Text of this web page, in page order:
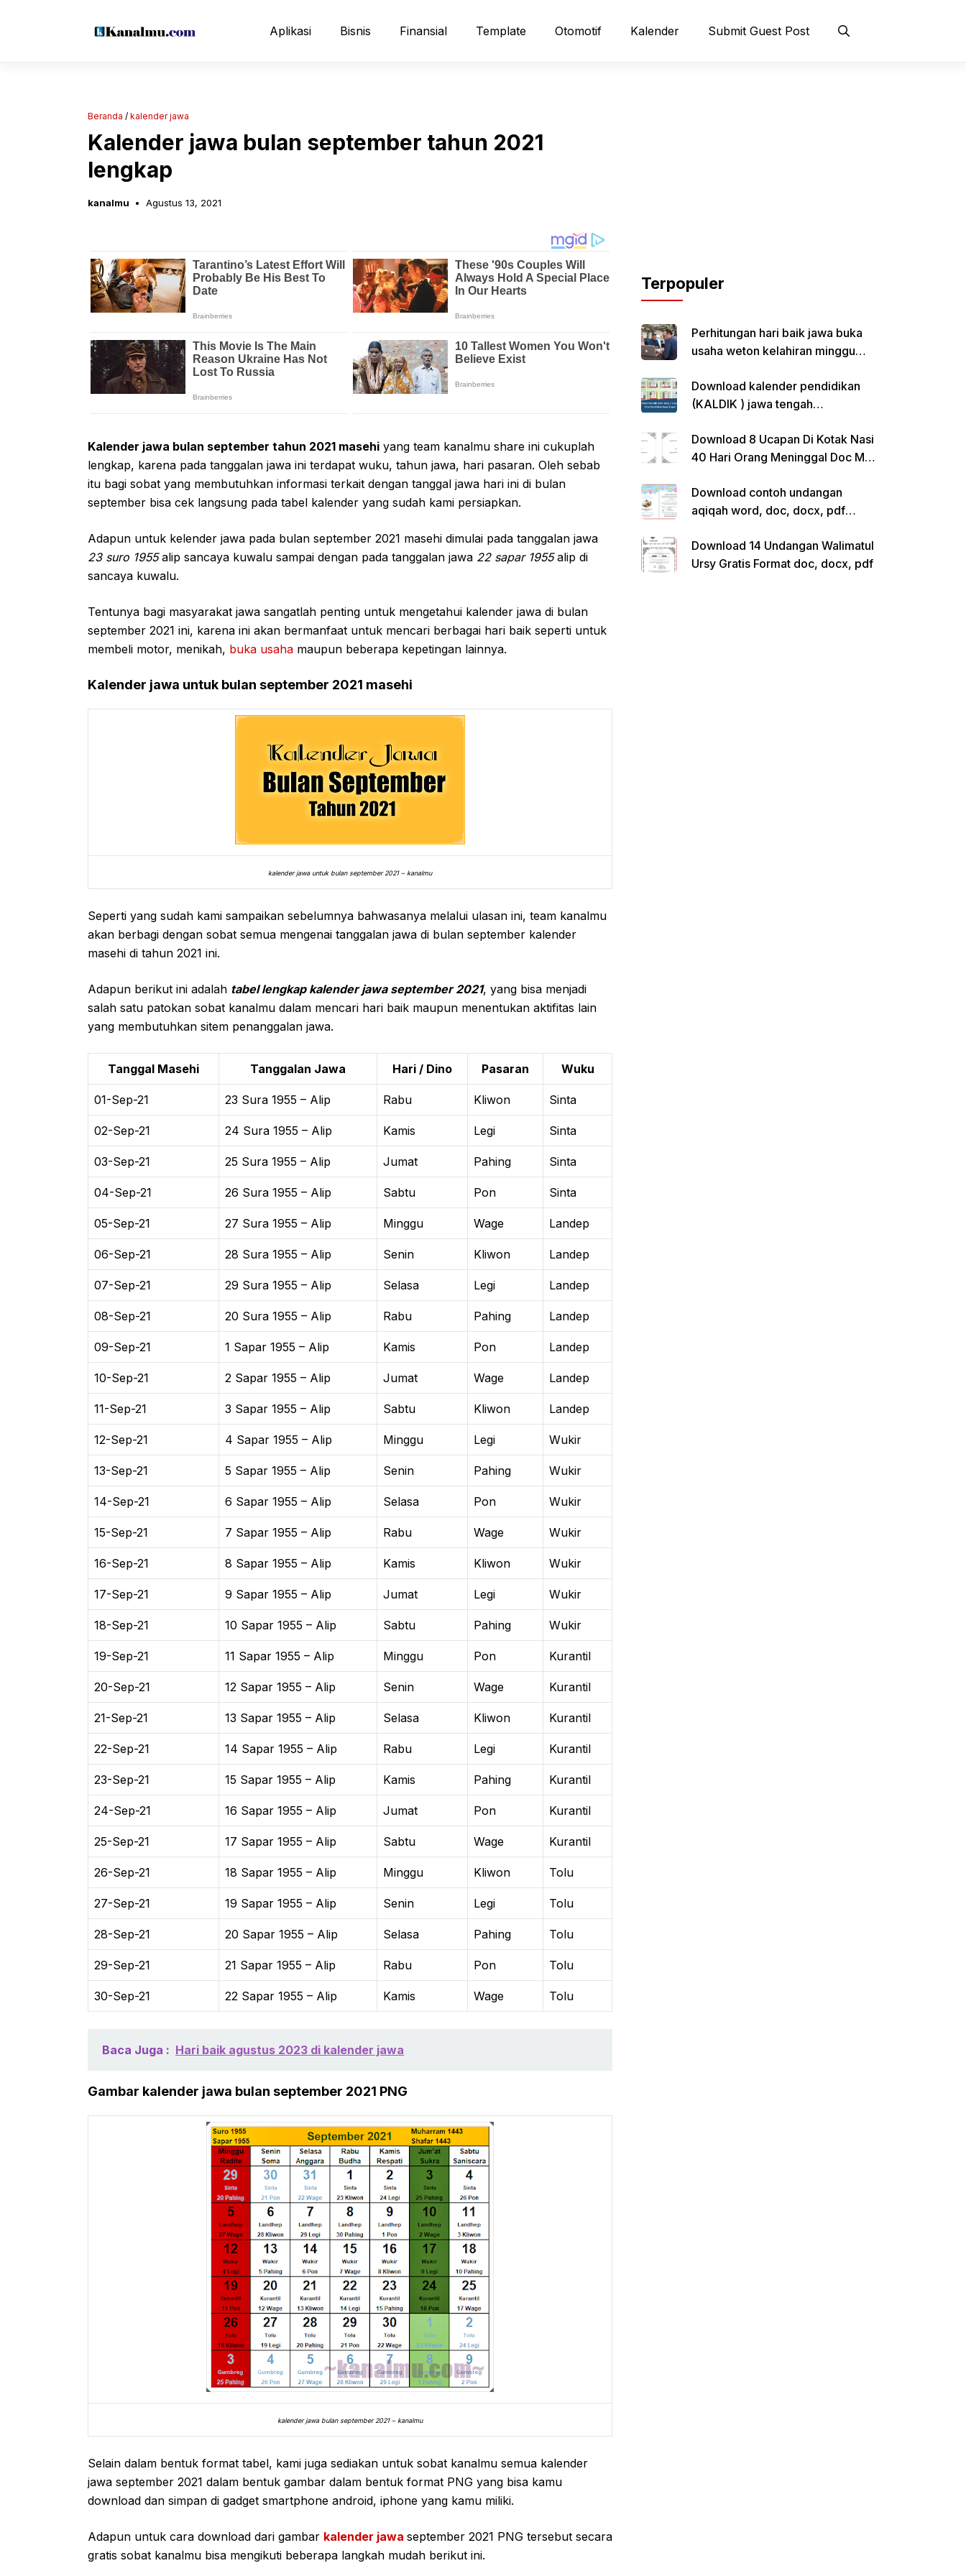
Aplikasi Bisnis Finansial Template Otomotif Kalender Submit Guest Post
Beranda / kalender jawa
Kalender jawa bulan september tahun 2021
lengkap
kanalmu Agustus 13, 2021
Kalender jawa bulan september tahun 2021 masehi yang team kanalmu share ini cukuplah
lengkap, karena pada tanggalan jawa ini terdapat wuku, tahun jawa, hari pasaran. Oleh sebab
itu bagi sobat yang membutuhkan informasi terkait dengan tanggal jawa hari ini di bulan
september bisa cek langsung pada tabel kalender yang sudah kami persiapkan.
Adapun untuk kelender jawa pada bulan september 2021 masehi dimulai pada tanggalan jawa
23 suro 1955alip sancaya kuwalu sampai dengan pada tanggalan jawa 22 sapar 1955alip di
sancaya kuwalu.
Tentunya bagi masyarakat jawa sangatlah penting untuk mengetahui kalender jawa di bulan
september 2021 ini, karena ini akan bermanfaat untuk mencari berbagai hari baik seperti untuk
membeli motor, menikah, buka usaha maupun beberapa kepetingan lainnya.
Kalender jawa untuk bulan september 2021 masehi
kalender jawa untuk bulan september 2021 – kanalmu
Seperti yang sudah kami sampaikan sebelumnya bahwasanya melalui ulasan ini, team kanalmu
akan berbagi dengan sobat semua mengenai tanggalan jawa di bulan september kalender
masehi di tahun 2021 ini.
Adapun berikut ini adalah tabel lengkap kalender jawa september 2021, yang bisa menjadi
salah satu patokan sobat kanalmu dalam mencari hari baik maupun menentukan aktifitas lain
yang membutuhkan sitem penanggalan jawa.
Tanggal Masehi Tanggalan Jawa Hari / Dino Pasaran Wuku
01-Sep-21 23 Sura 1955 – Alip Rabu Kliwon Sinta
02-Sep-21 24 Sura 1955 – Alip Kamis Legi Sinta
03-Sep-21 25 Sura 1955 – Alip Jumat Pahing Sinta
04-Sep-21 26 Sura 1955 – Alip Sabtu Pon Sinta
05-Sep-21 27 Sura 1955 – Alip Minggu Wage Landep
06-Sep-21 28 Sura 1955 – Alip Senin Kliwon Landep
07-Sep-21 29 Sura 1955 – Alip Selasa Legi Landep
08-Sep-21 20 Sura 1955 – Alip Rabu Pahing Landep
09-Sep-21 1 Sapar 1955 – Alip Kamis Pon Landep
10-Sep-21 2 Sapar 1955 – Alip Jumat Wage Landep
11-Sep-21 3 Sapar 1955 – Alip Sabtu Kliwon Landep
12-Sep-21 4 Sapar 1955 – Alip Minggu Legi Wukir
13-Sep-21 5 Sapar 1955 – Alip Senin Pahing Wukir
14-Sep-21 6 Sapar 1955 – Alip Selasa Pon Wukir
15-Sep-21 7 Sapar 1955 – Alip Rabu Wage Wukir
16-Sep-21 8 Sapar 1955 – Alip Kamis Kliwon Wukir
17-Sep-21 9 Sapar 1955 – Alip Jumat Legi Wukir
18-Sep-21 10 Sapar 1955 – Alip Sabtu Pahing Wukir
19-Sep-21 11 Sapar 1955 – Alip Minggu Pon Kurantil
20-Sep-21 12 Sapar 1955 – Alip Senin Wage Kurantil
21-Sep-21 13 Sapar 1955 – Alip Selasa Kliwon Kurantil
22-Sep-21 14 Sapar 1955 – Alip Rabu Legi Kurantil
23-Sep-21 15 Sapar 1955 – Alip Kamis Pahing Kurantil
24-Sep-21 16 Sapar 1955 – Alip Jumat Pon Kurantil
25-Sep-21 17 Sapar 1955 – Alip Sabtu Wage Kurantil
26-Sep-21 18 Sapar 1955 – Alip Minggu Kliwon Tolu
27-Sep-21 19 Sapar 1955 – Alip Senin Legi Tolu
28-Sep-21 20 Sapar 1955 – Alip Selasa Pahing Tolu
29-Sep-21 21 Sapar 1955 – Alip Rabu Pon Tolu
30-Sep-21 22 Sapar 1955 – Alip Kamis Wage Tolu
Baca Juga : Hari baik agustus 2023 di kalender jawa
Gambar kalender jawa bulan september 2021 PNG
kalender jawa bulan september 2021 – kanalmu
Selain dalam bentuk format tabel, kami juga sediakan untuk sobat kanalmu semua kalender
jawa september 2021 dalam bentuk gambar dalam bentuk format PNG yang bisa kamu
download dan simpan di gadget smartphone android, iphone yang kamu miliki.
Adapun untuk cara download dari gambar kalender jawa september 2021 PNG tersebut secara
gratis sobat kanalmu bisa mengikuti beberapa langkah mudah berikut ini.
Terpopuler
Perhitungan hari baik jawa buka
usaha weton kelahiran minggu
Download kalender pendidikan
(KALDIK ) jawa tengah
Download 8 Ucapan Di Kotak Nasi
40 Hari Orang Meninggal Doc Ms.
Download contoh undangan
aqiqah word, doc, docx, pdf
Download 14 Undangan Walimatul
Ursy Gratis Format doc, docx, pdf